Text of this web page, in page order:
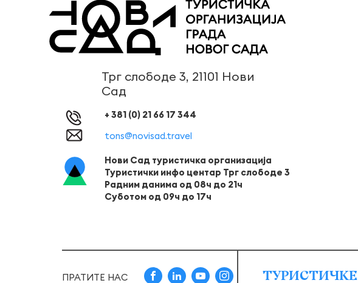
Трг слободе 3, 21101 Нови
Сад
+ 381 (0) 21 66 17 344
tons@novisad.travel
Нови Сад туристичка организација
Туристички инфо центар Трг слободе 3
Радним данима од 08ч до 21ч
Суботом од 09ч до 17ч
ПРАТИТЕ НАС ТУРИСТИЧКЕ